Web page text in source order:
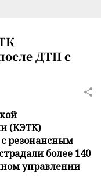
ДТП с
(КЭТК)
резонансным
более 140
управлении